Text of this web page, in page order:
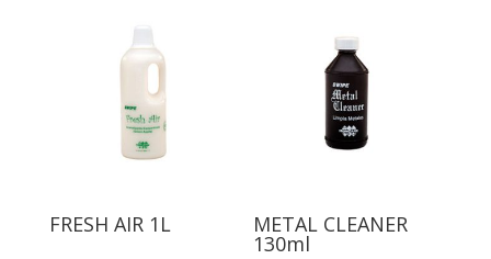
FRESH AIR 1L METAL CLEANER
130ml